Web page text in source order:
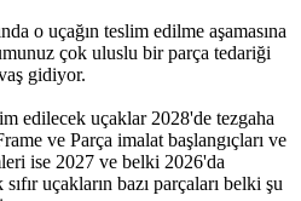
o uçağın teslim edilme aşamasına
çok uluslu bir parça tedariği
gidiyor.
edilecek uçaklar 2028'de tezgaha
ve Parça imalat başlangıçları ve
ise 2027 ve belki 2026'da
uçakların bazı parçaları belki şu